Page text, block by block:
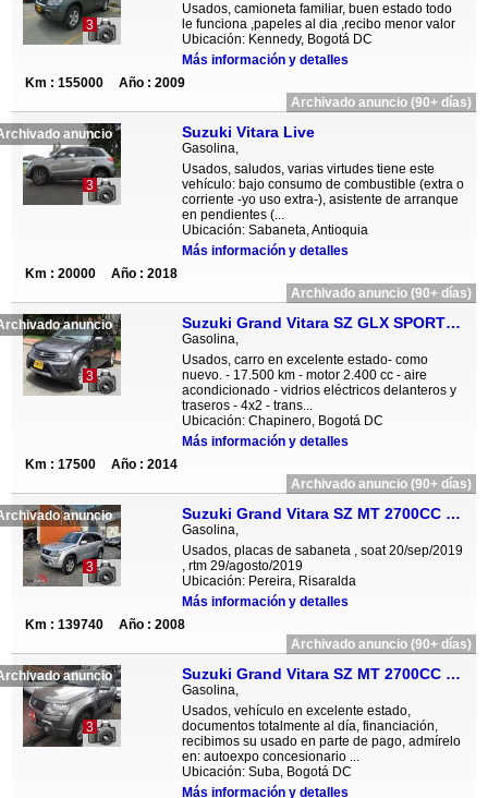
3
Usados, camioneta familiar, buen estado todo
le funciona ,papeles al dia ,recibo menor valor
Ubicación: Kennedy, Bogotá DC
Más información y detalles
Km : 155000
Año : 2009
Archivado anuncio (90+ días)
anuncio
3
Suzuki Vitara Live
Gasolina,
Usados, saludos, varias virtudes tiene este
vehículo: bajo consumo de combustible (extra o
corriente -yo uso extra-), asistente de arranque
en pendientes (...
Ubicación: Sabaneta, Antioquia
Más información y detalles
Km : 20000
Año : 2018
Archivado anuncio (90+ días)
anuncio
3
Suzuki Grand Vitara SZ GLX SPORT MT 2400CC 5P 4X2
Gasolina,
Usados, carro en excelente estado- como
nuevo. - 17.500 km - motor 2.400 cc - aire
acondicionado - vidrios eléctricos delanteros y
traseros - 4x2 - trans...
Ubicación: Chapinero, Bogotá DC
Más información y detalles
Km : 17500
Año : 2014
Archivado anuncio (90+ días)
anuncio
3
Suzuki Grand Vitara SZ MT 2700CC 5P 4X4
Gasolina,
Usados, placas de sabaneta , soat 20/sep/2019
, rtm 29/agosto/2019
Ubicación: Pereira, Risaralda
Más información y detalles
Km : 139740
Año : 2008
Archivado anuncio (90+ días)
anuncio
3
Suzuki Grand Vitara SZ MT 2700CC 5P 4X4
Gasolina,
Usados, vehículo en excelente estado,
documentos totalmente al día, financiación,
recibimos su usado en parte de pago, admírelo
en: autoexpo concesionario ...
Ubicación: Suba, Bogotá DC
Más información y detalles